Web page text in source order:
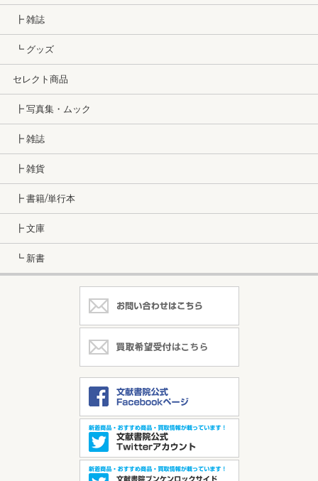
┣ 雑誌
┗ グッズ
セレクト商品
┣ 写真集・ムック
┣ 雑誌
┣ 雑貨
┣ 書籍/単行本
┣ 文庫
┗ 新書